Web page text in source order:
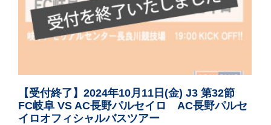
【受付終了】2024年10月11日(金) J3 第32節
FC岐阜 VS AC長野パルセイロ AC長野パルセ
イロオフィシャルバスツアー